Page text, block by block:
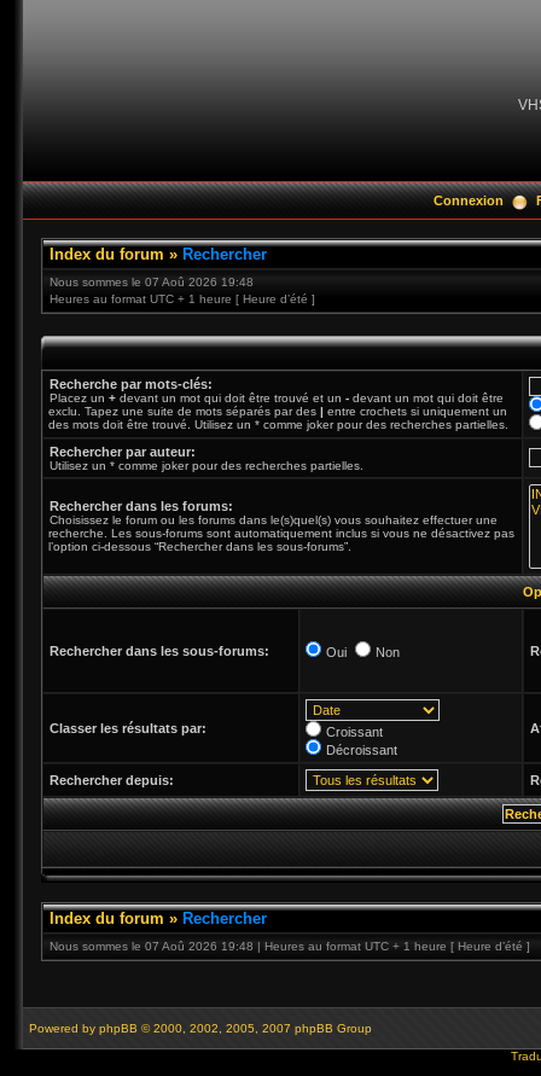
Connexion
Index du forum » Rechercher
Nous sommes le 07 Aoû 2026 19:48
Heures au format UTC + 1 heure [ Heure d’été ]
Recherche par mots-clés:
Placez un + devant un mot qui doit être trouvé et un - devant un mot qui doit être
exclu. Tapez une suite de mots séparés par des | entre crochets si uniquement un
des mots doit être trouvé. Utilisez un * comme joker pour des recherches partielles.
Rechercher par auteur:
Utilisez un * comme joker pour des recherches partielles.
Rechercher dans les forums:
Choisissez le forum ou les forums dans le(s)quel(s) vous souhaitez effectuer une
recherche. Les sous-forums sont automatiquement inclus si vous ne désactivez pas
l’option ci-dessous “Rechercher dans les sous-forums”.
Rechercher dans les sous-forums: Oui Non
Classer les résultats par:
Croissant
Décroissant
Rechercher depuis:
Index du forum » Rechercher
Nous sommes le 07 Aoû 2026 19:48 | Heures au format UTC + 1 heure [ Heure d’été ]
Powered by phpBB © 2000, 2002, 2005, 2007 phpBB Group